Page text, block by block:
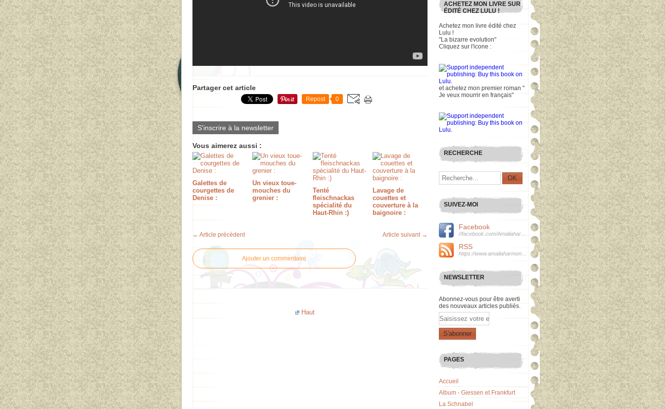
Partager cet article
Repost 0
S'inscrire à la newsletter
Vous aimerez aussi :
Galettes de
courgettes de
Denise :
Un vieux toue-
mouches du
grenier :
Tenté
fleischnackas
spécialité du
Haut-Rhin :)
Lavage de
couettes et
couverture à la
baignoire :
← Article précédent Article suivant →
Ajouter un commentaire
Haut
ACHETEZ MON LIVRE SUR
ÉDITÉ CHEZ LULU !
Achetez mon livre édité chez
Lulu !
"La bizarre evolution"
Cliquez sur l'icone :
et achetez mon premier roman "
Je veux mourrir en français"
RECHERCHE
SUIVEZ-MOI
Facebook
RSS
NEWSLETTER
Abonnez-vous pour être averti
des nouveaux articles publiés.
Email
PAGES
Accueil
Album - Giessen et Frankfurt
La Schnabel